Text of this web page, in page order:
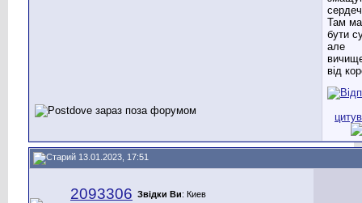
Там
бути
але
від
13.01.2023, 17:51
2093306 Звідки Ви: Киев